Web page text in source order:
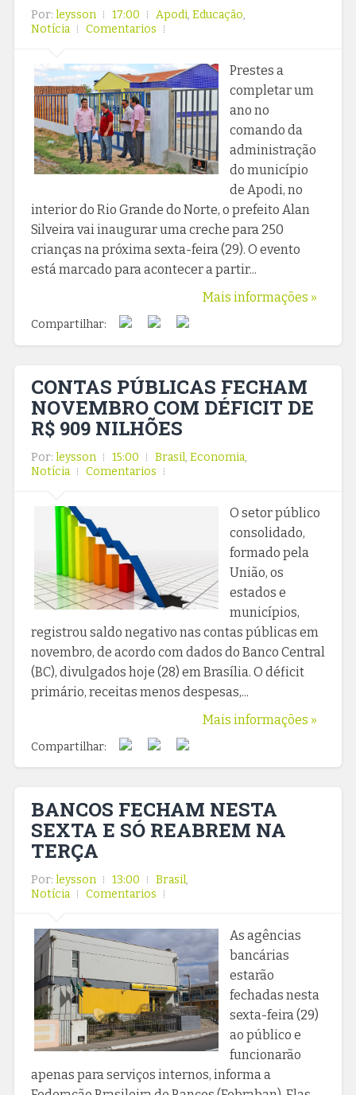
Por: leysson 17:00 Apodi, Educação,
Notícia
Comentarios
Prestes a
completar um
ano no
comando da
administração
do município
de Apodi, no
interior do Rio Grande do Norte, o prefeito Alan
Silveira vai inaugurar uma creche para 250
crianças na próxima sexta-feira (29). O evento
está marcado para acontecer a partir...
Mais informações »
Compartilhar:
CONTAS PÚBLICAS FECHAM
NOVEMBRO COM DÉFICIT DE
R$ 909 NILHÕES
Por: leysson 15:00 Brasil, Economia,
Notícia
Comentarios
O setor público
consolidado,
formado pela
União, os
estados e
municípios,
registrou saldo negativo nas contas públicas em
novembro, de acordo com dados do Banco Central
(BC), divulgados hoje (28) em Brasília. O déficit
primário, receitas menos despesas,...
Mais informações »
Compartilhar:
BANCOS FECHAM NESTA
SEXTA E SÓ REABREM NA
TERÇA
Por: leysson 13:00 Brasil,
Notícia
Comentarios
As agências
bancárias
estarão
fechadas nesta
sexta-feira (29)
ao público e
funcionarão
apenas para serviços internos, informa a